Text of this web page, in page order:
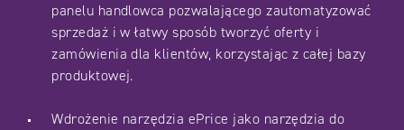
panelu handlowca pozwalającego zautomatyzować
sprzedaż i w łatwy sposób tworzyć oferty i
zamówienia dla klientów, korzystając z całej bazy
produktowej.
Wdrożenie narzędzia ePrice jako narzędzia do